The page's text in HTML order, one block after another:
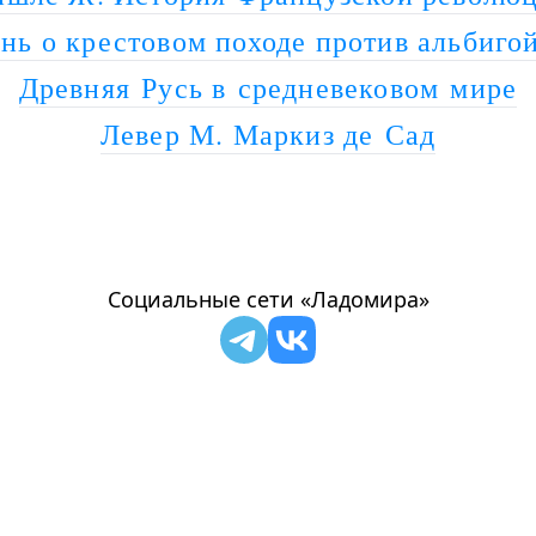
о крестовом походе против
Древняя Русь в средневековом мире
Левер М. Маркиз де Сад
Социальные сети «Ладомира»